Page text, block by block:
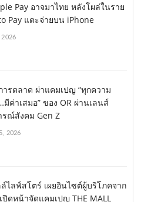
Pay อาจมาไทย หลังโผล่ในราย
Pay แตะจ่ายบน iPhone
2026
ารตลาด ผ่าแคมเปญ “ทุกความ
ค่าเสมอ” ของ OR ผ่านเลนส์
รณ์สังคม Gen Z
2026
ล์ไลฟ์สโตร์ เผยอินไซต์ผู้บริโภคจาก
ปิดหน้าจัดแคมเปญ THE MALL